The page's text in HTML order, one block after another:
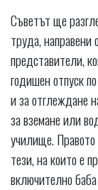
Съветът ще
труда,
представители,
годишен отпуск
и за отглеждане
за вземане или
училище. Правото
тези, на които е
включително